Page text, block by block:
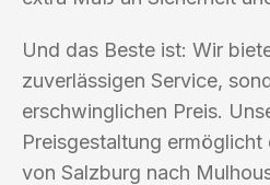
Und das Beste ist: Wir
zuverlässigen Service,
erschwinglichen Preis.
Preisgestaltung ermöglicht
von Salzburg nach